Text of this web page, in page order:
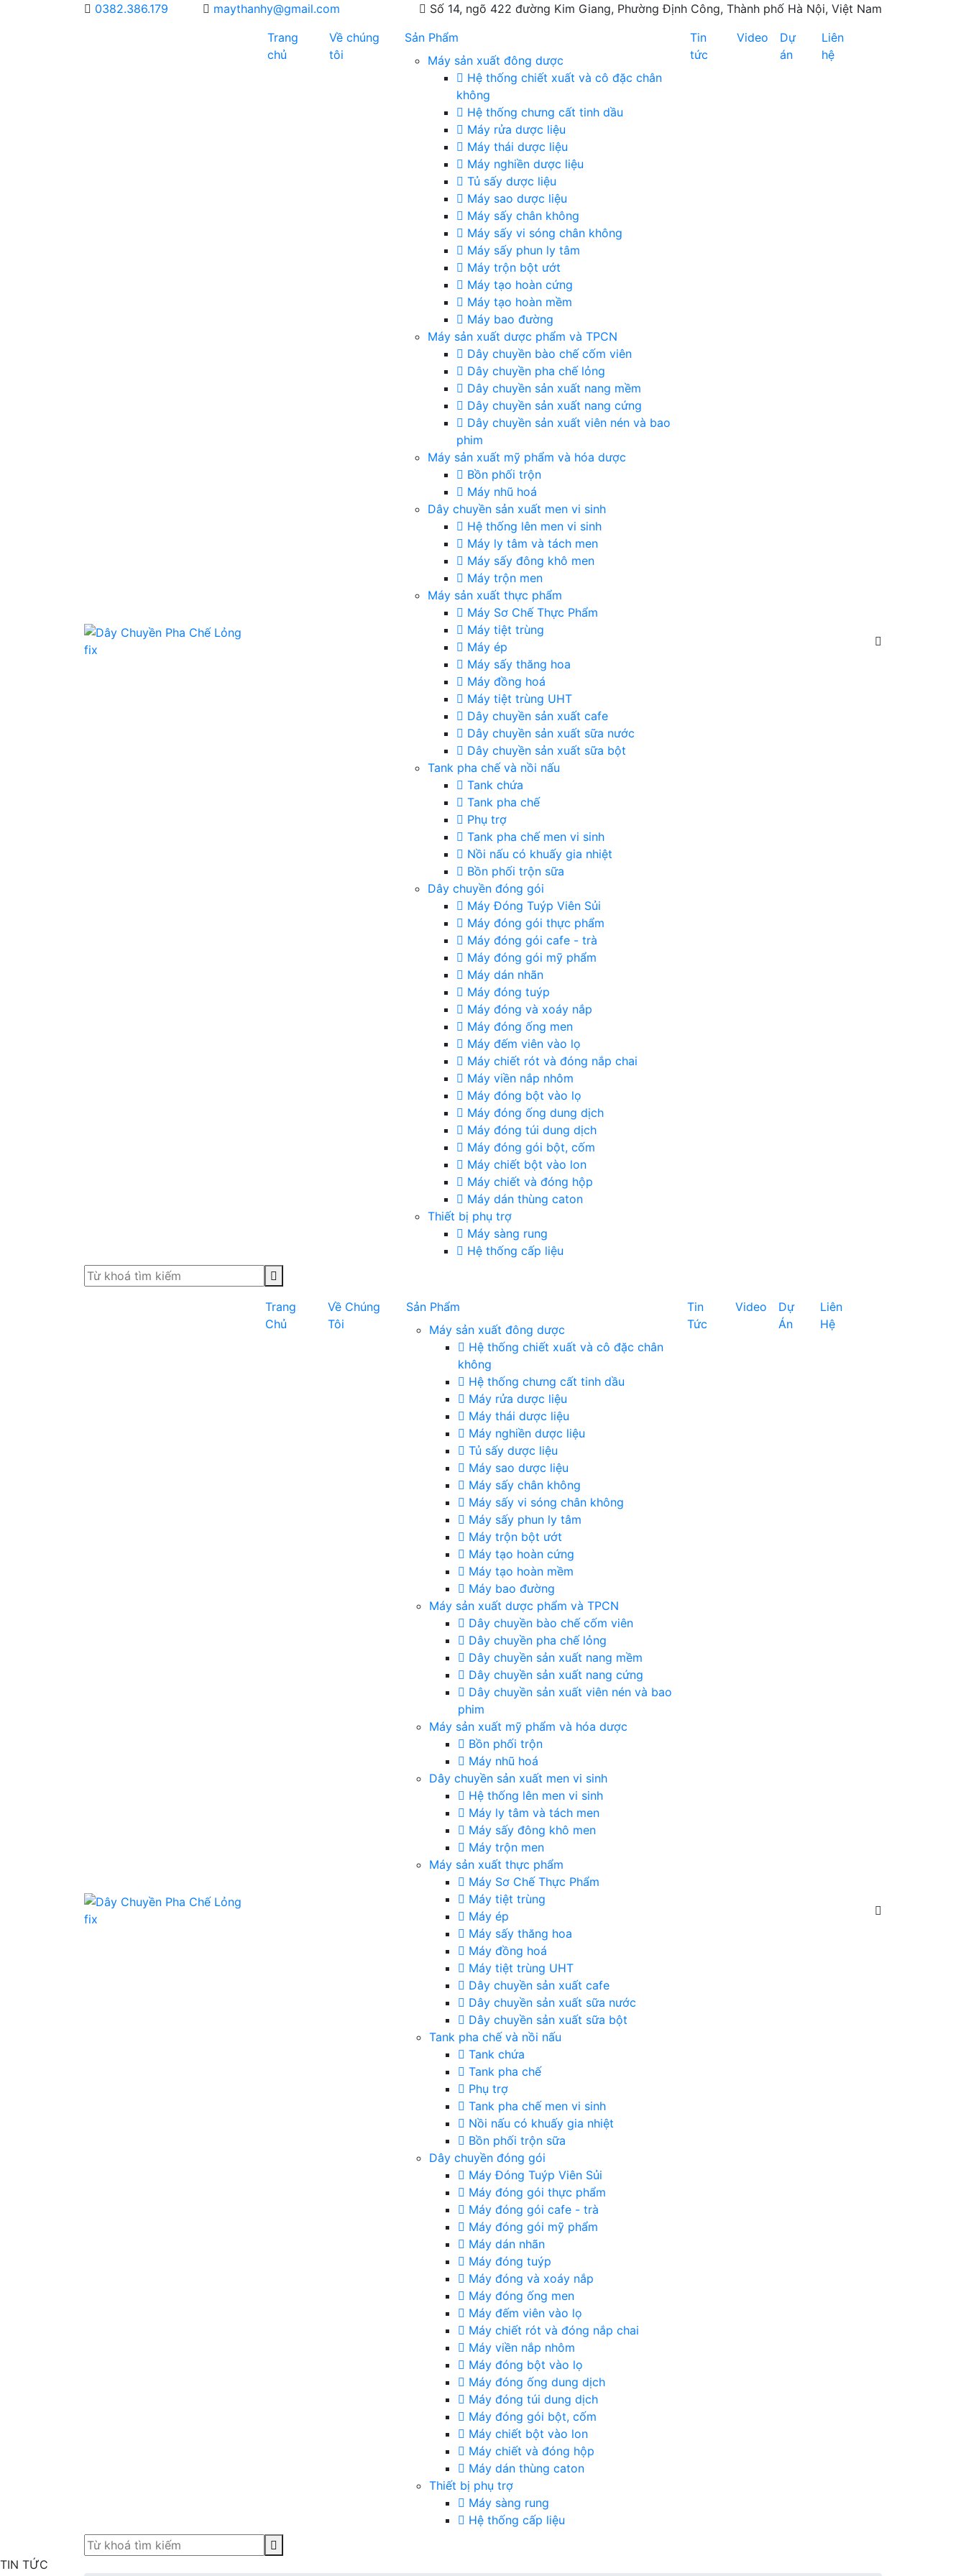
0382.386.179 maythanhy@gmail.com
Số 14, ngõ 422 đường Kim Giang, Phường Định Công, Thành phố Hà Nội, Việt Nam
Trang
chủ
Về chúng
tôi
Sản Phẩm
Máy sản xuất đông dược
Hệ thống chiết xuất và cô đặc chân
không
Hệ thống chưng cất tinh dầu
Máy rửa dược liệu
Máy thái dược liệu
Máy nghiền dược liệu
Tủ sấy dược liệu
Máy sao dược liệu
Máy sấy chân không
Máy sấy vi sóng chân không
Máy sấy phun ly tâm
Máy trộn bột ướt
Máy tạo hoàn cứng
Máy tạo hoàn mềm
Máy bao đường
Máy sản xuất dược phẩm và TPCN
Dây chuyền bào chế cốm viên
Dây chuyền pha chế lỏng
Dây chuyền sản xuất nang mềm
Dây chuyền sản xuất nang cứng
Dây chuyền sản xuất viên nén và bao
phim
Máy sản xuất mỹ phẩm và hóa dược
Bồn phối trộn
Máy nhũ hoá
Dây chuyền sản xuất men vi sinh
Hệ thống lên men vi sinh
Máy ly tâm và tách men
Máy sấy đông khô men
Máy trộn men
Máy sản xuất thực phẩm
Máy Sơ Chế Thực Phẩm
Máy tiệt trùng
Máy ép
Máy sấy thăng hoa
Máy đồng hoá
Máy tiệt trùng UHT
Dây chuyền sản xuất cafe
Dây chuyền sản xuất sữa nước
Dây chuyền sản xuất sữa bột
Tank pha chế và nồi nấu
Tank chứa
Tank pha chế
Phụ trợ
Tank pha chế men vi sinh
Nồi nấu có khuấy gia nhiệt
Bồn phối trộn sữa
Dây chuyền đóng gói
Máy Đóng Tuýp Viên Sủi
Máy đóng gói thực phẩm
Máy đóng gói cafe - trà
Máy đóng gói mỹ phẩm
Máy dán nhãn
Máy đóng tuýp
Máy đóng và xoáy nắp
Máy đóng ống men
Máy đếm viên vào lọ
Máy chiết rót và đóng nắp chai
Máy viền nắp nhôm
Máy đóng bột vào lọ
Máy đóng ống dung dịch
Máy đóng túi dung dịch
Máy đóng gói bột, cốm
Máy chiết bột vào lon
Máy chiết và đóng hộp
Máy dán thùng caton
Thiết bị phụ trợ
Máy sàng rung
Hệ thống cấp liệu
Tin
tức
Video
Dự
án
Liên
hệ
Trang
Chủ
Về Chúng
Tôi
Sản Phẩm
Máy sản xuất đông dược
Hệ thống chiết xuất và cô đặc chân
không
Hệ thống chưng cất tinh dầu
Máy rửa dược liệu
Máy thái dược liệu
Máy nghiền dược liệu
Tủ sấy dược liệu
Máy sao dược liệu
Máy sấy chân không
Máy sấy vi sóng chân không
Máy sấy phun ly tâm
Máy trộn bột ướt
Máy tạo hoàn cứng
Máy tạo hoàn mềm
Máy bao đường
Máy sản xuất dược phẩm và TPCN
Dây chuyền bào chế cốm viên
Dây chuyền pha chế lỏng
Dây chuyền sản xuất nang mềm
Dây chuyền sản xuất nang cứng
Dây chuyền sản xuất viên nén và bao
phim
Máy sản xuất mỹ phẩm và hóa dược
Bồn phối trộn
Máy nhũ hoá
Dây chuyền sản xuất men vi sinh
Hệ thống lên men vi sinh
Máy ly tâm và tách men
Máy sấy đông khô men
Máy trộn men
Máy sản xuất thực phẩm
Máy Sơ Chế Thực Phẩm
Máy tiệt trùng
Máy ép
Máy sấy thăng hoa
Máy đồng hoá
Máy tiệt trùng UHT
Dây chuyền sản xuất cafe
Dây chuyền sản xuất sữa nước
Dây chuyền sản xuất sữa bột
Tank pha chế và nồi nấu
Tank chứa
Tank pha chế
Phụ trợ
Tank pha chế men vi sinh
Nồi nấu có khuấy gia nhiệt
Bồn phối trộn sữa
Dây chuyền đóng gói
Máy Đóng Tuýp Viên Sủi
Máy đóng gói thực phẩm
Máy đóng gói cafe - trà
Máy đóng gói mỹ phẩm
Máy dán nhãn
Máy đóng tuýp
Máy đóng và xoáy nắp
Máy đóng ống men
Máy đếm viên vào lọ
Máy chiết rót và đóng nắp chai
Máy viền nắp nhôm
Máy đóng bột vào lọ
Máy đóng ống dung dịch
Máy đóng túi dung dịch
Máy đóng gói bột, cốm
Máy chiết bột vào lon
Máy chiết và đóng hộp
Máy dán thùng caton
Thiết bị phụ trợ
Máy sàng rung
Hệ thống cấp liệu
Tin
Tức
Video
Dự
Án
Liên
Hệ
TIN TỨC